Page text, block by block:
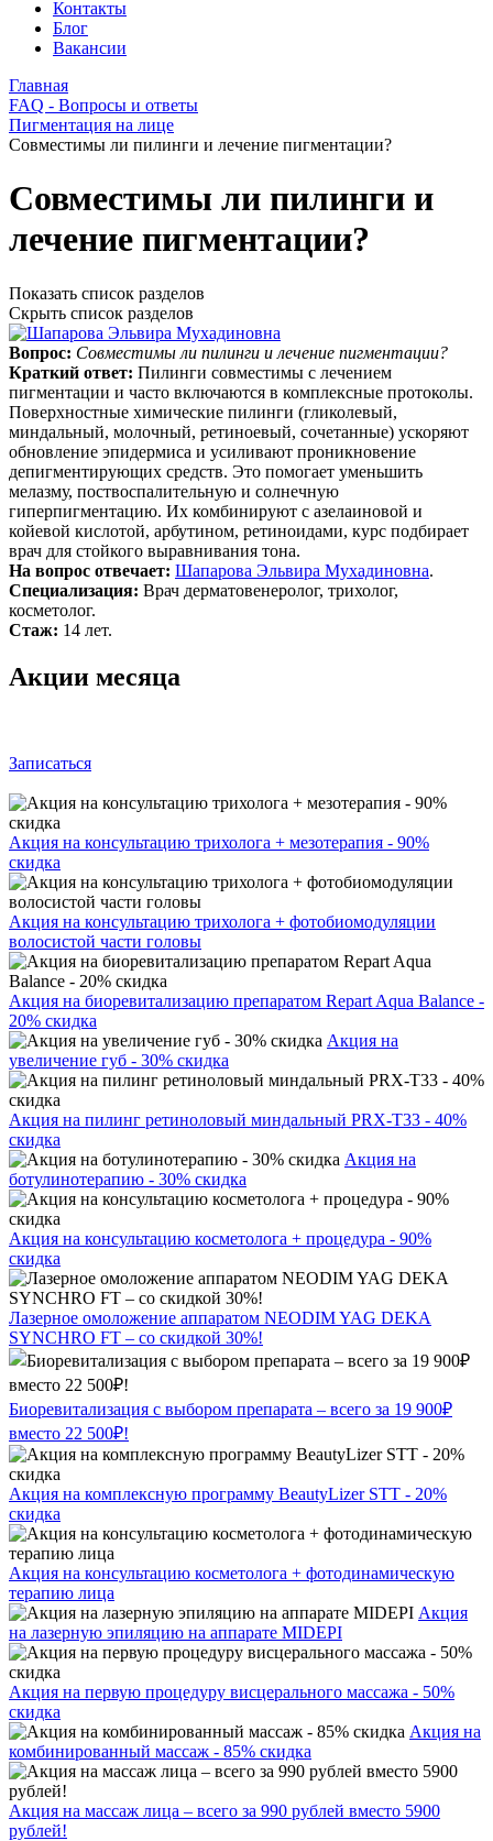
Контакты
Блог
Вакансии
Главная
FAQ - Вопросы и ответы
Пигментация на лице
Совместимы ли пилинги и лечение пигментации?
Совместимы ли пилинги и
лечение пигментации?
Показать список разделов
Скрыть список разделов
Вопрос: Совместимы ли пилинги и лечение пигментации?
Краткий ответ: Пилинги совместимы с лечением
пигментации и часто включаются в комплексные протоколы.
Поверхностные химические пилинги (гликолевый,
миндальный, молочный, ретиноевый, сочетанные) ускоряют
обновление эпидермиса и усиливают проникновение
депигментирующих средств. Это помогает уменьшить
мелазму, поствоспалительную и солнечную
гиперпигментацию. Их комбинируют с азелаиновой и
койевой кислотой, арбутином, ретиноидами, курс подбирает
врач для стойкого выравнивания тона.
На вопрос отвечает: Шапарова Эльвира Мухадиновна.
Специализация: Врач дерматовенеролог, трихолог,
косметолог.
Стаж: 14 лет.
Акции месяца
Записаться
Акция на консультацию трихолога + мезотерапия - 90%
скидка
Акция на консультацию трихолога + фотобиомодуляции
волосистой части головы
Акция на биоревитализацию препаратом Repart Aqua Balance -
20% скидка
Акция на
увеличение губ - 30% скидка
Акция на пилинг ретиноловый миндальный PRX-T33 - 40%
скидка
Акция на
ботулинотерапию - 30% скидка
Акция на консультацию косметолога + процедура - 90%
скидка
Лазерное омоложение аппаратом NEODIM YAG DEKA
SYNCHRO FT – со скидкой 30%!
Биоревитализация с выбором препарата – всего за 19 900₽
вместо 22 500₽!
Акция на комплексную программу BeautyLizer STT - 20%
скидка
Акция на консультацию косметолога + фотодинамическую
терапию лица
Акция
на лазерную эпиляцию на аппарате MIDEPI
Акция на первую процедуру висцерального массажа - 50%
скидка
Акция на
комбинированный массаж - 85% скидка
Акция на массаж лица – всего за 990 рублей вместо 5900
рублей!